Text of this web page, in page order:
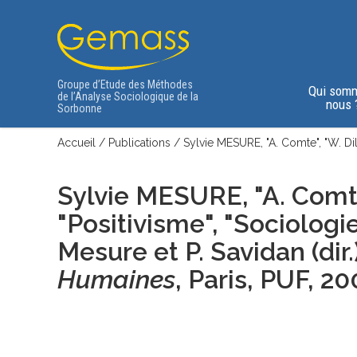
Groupe d’Etude des Méthodes
de l’Analyse Sociologique de la
Sorbonne
Qui
nous
Accueil / Publications / Sylvie MESURE, "A. Comte", "W.
Sylvie MESURE, "A.
"Positivisme",
Mesure et P. Savidan
Humaines, Paris, PUF,